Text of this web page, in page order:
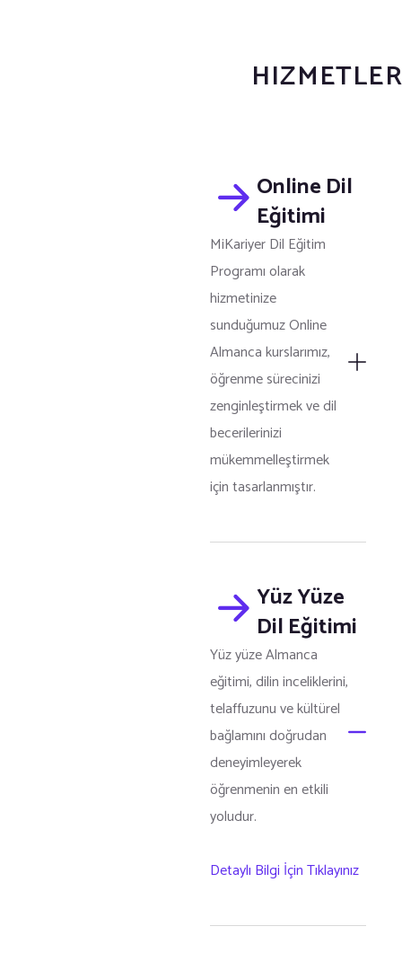
Online Dil
Eğitimi
MiKariyer Dil Eğitim
Programı olarak
hizmetinize
sunduğumuz Online
Almanca kurslarımız,
öğrenme sürecinizi
zenginleştirmek ve dil
becerilerinizi
mükemmelleştirmek
için tasarlanmıştır.
Yüz Yüze
Dil Eğitimi
Yüz yüze Almanca
eğitimi, dilin inceliklerini,
telaffuzunu ve kültürel
bağlamını doğrudan
deneyimleyerek
öğrenmenin en etkili
yoludur.
Detaylı Bilgi İçin Tıklayınız